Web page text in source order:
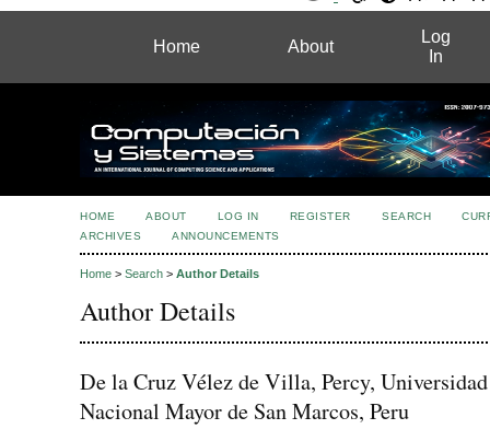
Home About
Log
In
HOME ABOUT LOG IN REGISTER SEARCH
ARCHIVES
ANNOUNCEMENTS
Home > Search > Author Details
Author Details
De la Cruz Vélez de Villa, Percy, Universidad
Nacional Mayor de San Marcos, Peru